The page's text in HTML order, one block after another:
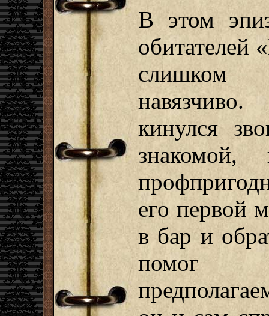
В этом
обитателей
слишком
кинулся
знакомой,
его первой
в бар и
помог